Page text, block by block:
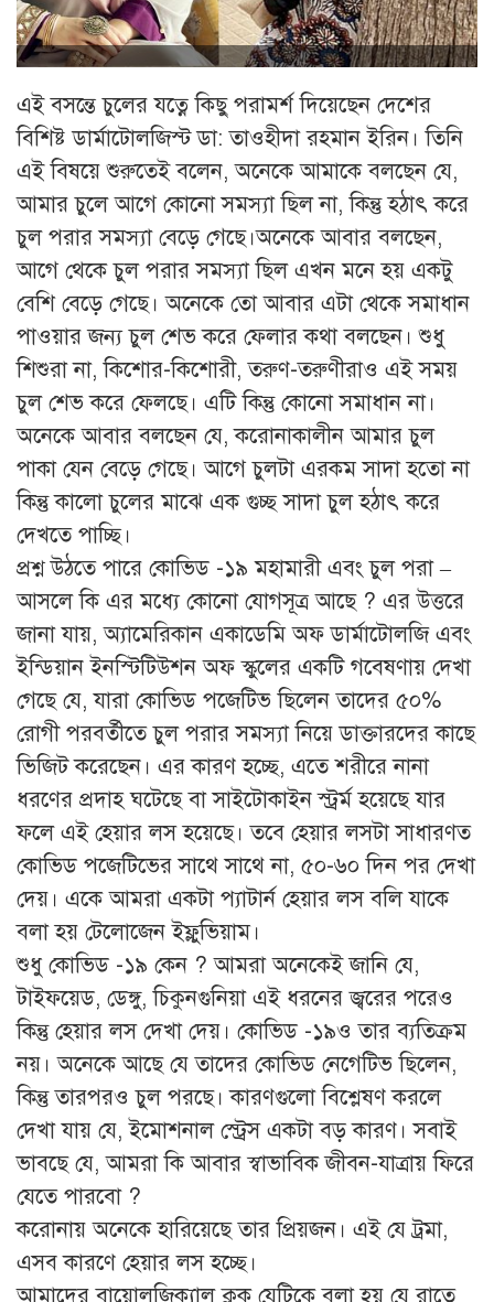
এই বসন্তে চুলের যত্নে কিছু পরামর্শ দিয়েছেন দেশের
বিশিষ্ট ডার্মাটোলজিস্ট ডা: তাওহীদা রহমান ইরিন। তিনি
এই বিষয়ে শুরুতেই বলেন, অনেকে আমাকে বলছেন যে,
আমার চুলে আগে কোনো সমস্যা ছিল না, কিন্তু হঠাৎ করে
চুল পরার সমস্যা বেড়ে গেছে।অনেকে আবার বলছেন,
আগে থেকে চুল পরার সমস্যা ছিল এখন মনে হয় একটু
বেশি বেড়ে গেছে। অনেকে তো আবার এটা থেকে সমাধান
পাওয়ার জন্য চুল শেভ করে ফেলার কথা বলছেন। শুধু
শিশুরা না, কিশোর-কিশোরী, তরুণ-তরুণীরাও এই সময়
চুল শেভ করে ফেলছে। এটি কিন্তু কোনো সমাধান না।
অনেকে আবার বলছেন যে, করোনাকালীন আমার চুল
পাকা যেন বেড়ে গেছে। আগে চুলটা এরকম সাদা হতো না
কিন্তু কালো চুলের মাঝে এক গুচ্ছ সাদা চুল হঠাৎ করে
দেখতে পাচ্ছি।
প্রশ্ন উঠতে পারে কোভিড -১৯ মহামারী এবং চুল পরা –
আসলে কি এর মধ্যে কোনো যোগসূত্র আছে ? এর উত্তরে
জানা যায়, অ্যামেরিকান একাডেমি অফ ডার্মাটোলজি এবং
ইন্ডিয়ান ইনস্টিটিউশন অফ স্কুলের একটি গবেষণায় দেখা
গেছে যে, যারা কোভিড পজেটিভ ছিলেন তাদের ৫০%
রোগী পরবর্তীতে চুল পরার সমস্যা নিয়ে ডাক্তারদের কাছে
ভিজিট করেছেন। এর কারণ হচ্ছে, এতে শরীরে নানা
ধরণের প্রদাহ ঘটেছে বা সাইটোকাইন স্ট্রর্ম হয়েছে যার
ফলে এই হেয়ার লস হয়েছে। তবে হেয়ার লসটা সাধারণত
কোভিড পজেটিভের সাথে সাথে না, ৫০-৬০ দিন পর দেখা
দেয়। একে আমরা একটা প্যাটার্ন হেয়ার লস বলি যাকে
বলা হয় টেলোজেন ইফ্লুভিয়াম।
শুধু কোভিড -১৯ কেন ? আমরা অনেকেই জানি যে,
টাইফয়েড, ডেঙ্গু, চিকুনগুনিয়া এই ধরনের জ্বরের পরেও
কিন্তু হেয়ার লস দেখা দেয়। কোভিড -১৯ও তার ব্যতিক্রম
নয়। অনেকে আছে যে তাদের কোভিড নেগেটিভ ছিলেন,
কিন্তু তারপরও চুল পরছে। কারণগুলো বিশ্লেষণ করলে
দেখা যায় যে, ইমোশনাল স্ট্রেস একটা বড় কারণ। সবাই
ভাবছে যে, আমরা কি আবার স্বাভাবিক জীবন-যাত্রায় ফিরে
যেতে পারবো ?
করোনায় অনেকে হারিয়েছে তার প্রিয়জন। এই যে ট্রমা,
এসব কারণে হেয়ার লস হচ্ছে।
আমাদের বায়োলজিক্যাল ক্লক যেটিকে বলা হয় যে রাতে